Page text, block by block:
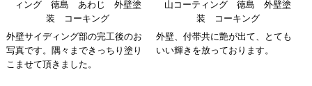
外壁サイディング部の完工後のお
写真です。隅々まできっちり塗り
こませて頂きました。
外壁、付帯共に艶が出て、とても
いい輝きを放っております。